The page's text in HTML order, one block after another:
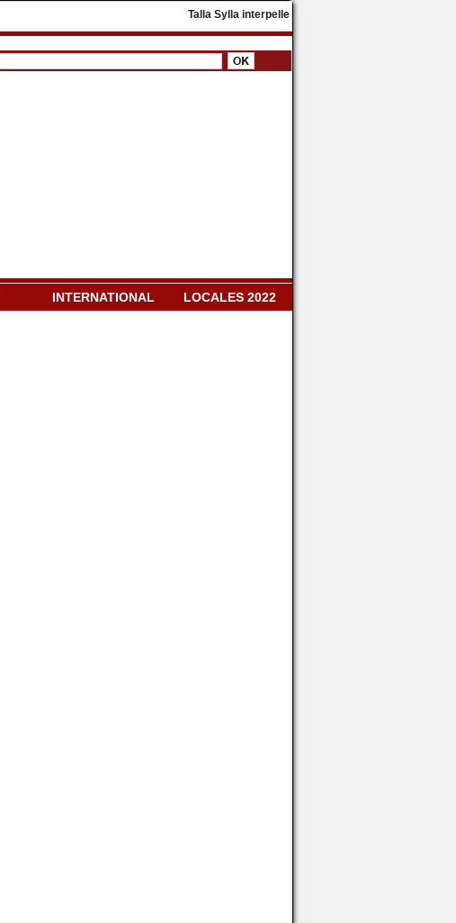
​Talla Sylla interpelle Diomaye Faye : « Il faut dissoudre
INTERNATIONAL LOCALES 2022